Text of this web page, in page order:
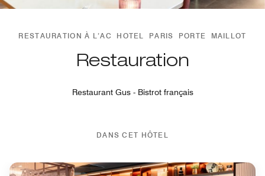
RESTAURATION À L’AC HOTEL PARIS PORTE MAILLOT
Restauration
Restaurant Gus - Bistrot français
DANS CET HÔTEL